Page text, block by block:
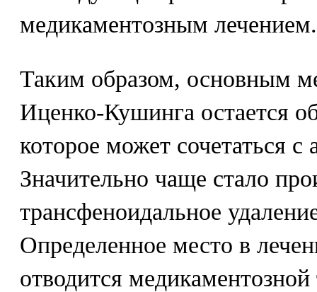
медикаментозным лечением.
Таким образом, основным
Иценко-Кушинга остается
которое может сочетаться с
Значительно чаще стало
трансфеноидальное
Определенное место в
отводится